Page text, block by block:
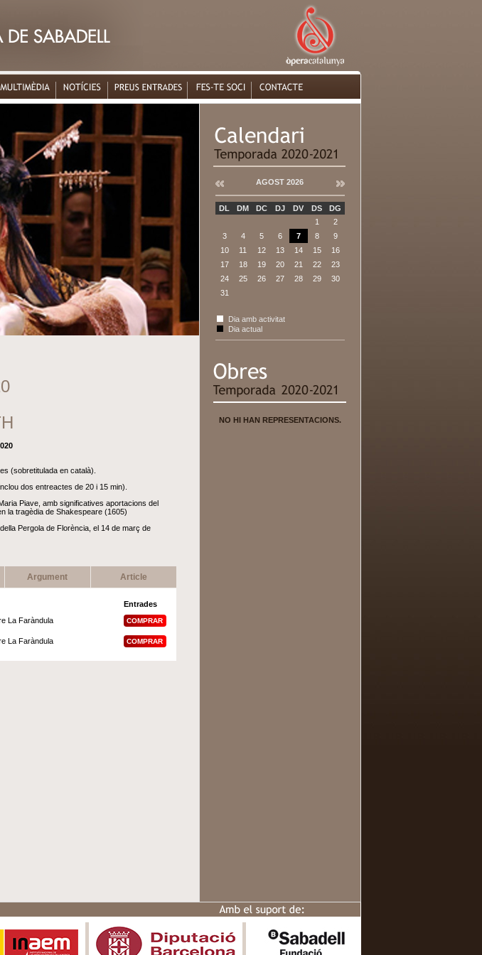
(sobretitulada en català).
dos entreactes de 20 i 15 min).
Piave, amb significatives aportacions del
la tragèdia de Shakespeare (1605)
Pergola de Florència, el 14 de març de
Argument Article
Entrades
La Faràndula COMPRAR
La Faràndula COMPRAR
AGOST 2026
DL DM DC DJ DV DS
DG
1
2
3
4 5 6 7 8
9
10
11 12 13 14 15
16
17
18 19 20 21 22
23
24
25 26 27 28 29
30
31
Dia amb activitat
Dia actual
NO HI HAN REPRESENTACIONS.